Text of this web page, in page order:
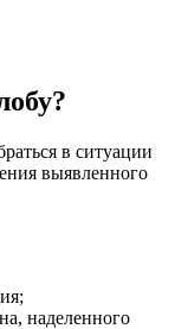
в ситуации
выявленного
наделенного